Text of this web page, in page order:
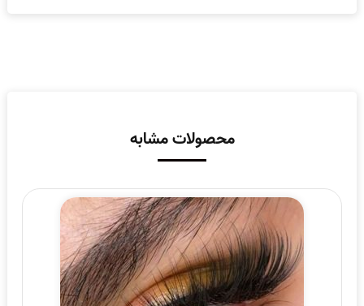
محصولات مشابه